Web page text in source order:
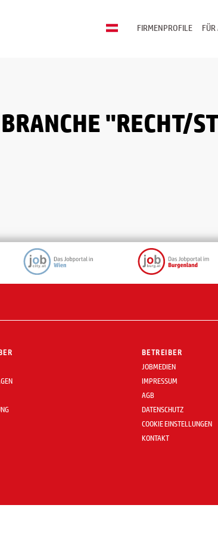
FÜR
FIRMENPROFILE
"RECHT/
BETREIBER
JOBMEDIEN
IMPRESSUM
AGB
DATENSCHUTZ
COOKIE EINSTELLUNGEN
KONTAKT